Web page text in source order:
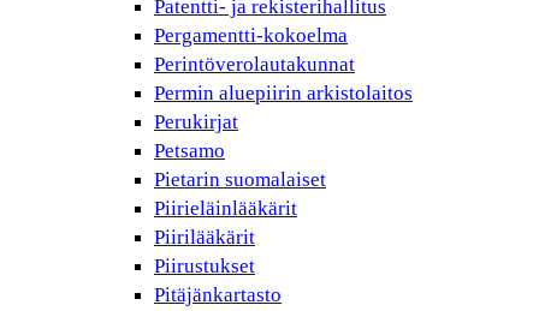
Patentti- ja rekisterihallitus
Pergamentti-kokoelma
Perintöverolautakunnat
Permin aluepiirin arkistolaitos
Perukirjat
Petsamo
Pietarin suomalaiset
Piirieläinlääkärit
Piirilääkärit
Piirustukset
Pitäjänkartasto